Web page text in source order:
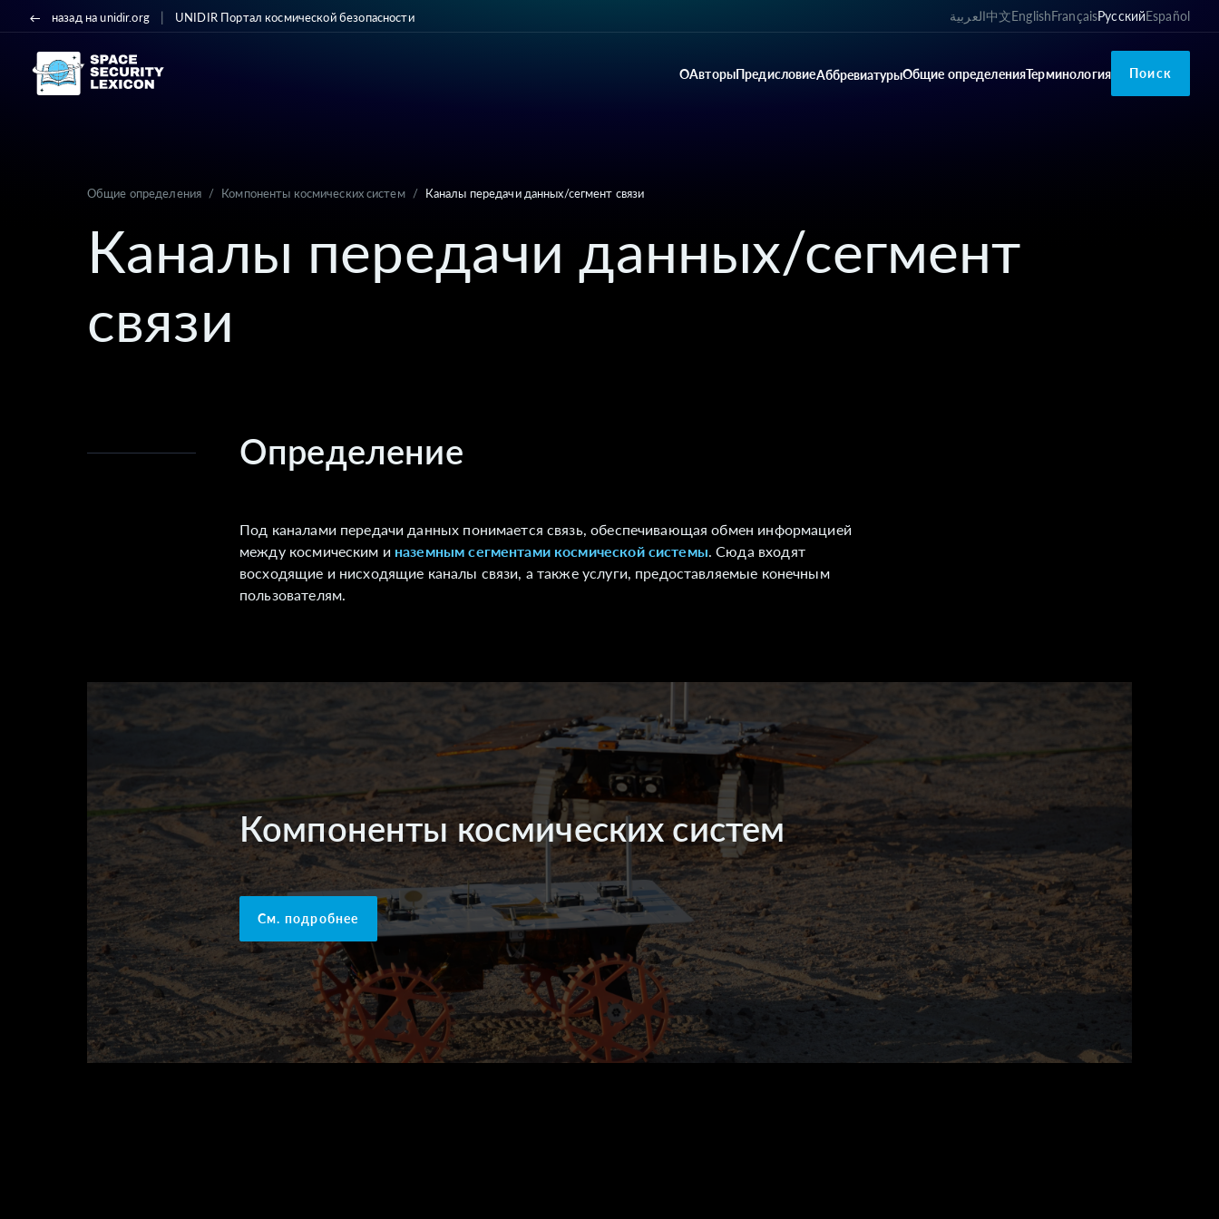
назад на unidir.org | UNIDIR Портал космической безопасности العربية中文EnglishFrançaisРусскийEspañol
ОАвторыПредисловиеАббревиатурыОбщие определенияТерминология Поиск
Общие определения / Компоненты космических систем / Каналы передачи данных/сегмент связи
Каналы передачи данных/сегмент
связи
Определение
Под каналами передачи данных понимается связь, обеспечивающая обмен информацией
между космическим и наземным сегментами космической системы. Сюда входят
восходящие и нисходящие каналы связи, а также услуги, предоставляемые конечным
пользователям.
Компоненты космических систем
См. подробнее